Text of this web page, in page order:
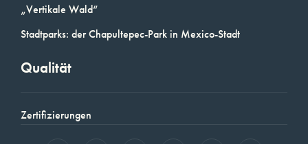
„Vertikale Wald“
Stadtparks: der Chapultepec-Park in Mexico-Stadt
Qualität
Zertifizierungen